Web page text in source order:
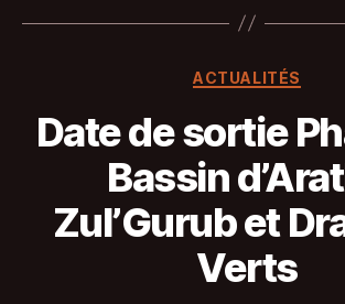
Catégories
ACTUALITÉS
Date de sortie
Bassin
Zul’Gurub et
Verts